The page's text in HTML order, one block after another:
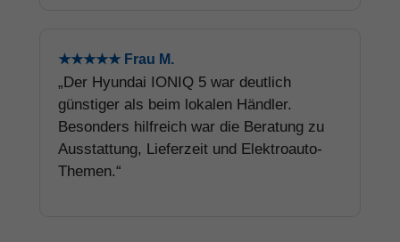
★★★★★ Frau M.
„Der Hyundai IONIQ 5 war deutlich
günstiger als beim lokalen Händler.
Besonders hilfreich war die Beratung zu
Ausstattung, Lieferzeit und Elektroauto-
Themen.“